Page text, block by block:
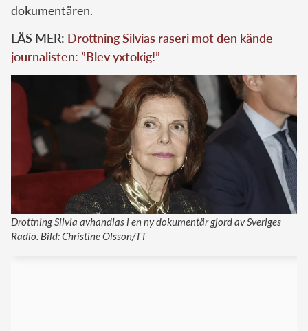
dokumentären.
LÄS MER: Drottning Silvias raseri mot den kände
journalisten: ”Blev yxtokig!”
Drottning Silvia avhandlas i en ny dokumentär gjord av Sveriges
Radio. Bild: Christine Olsson/TT